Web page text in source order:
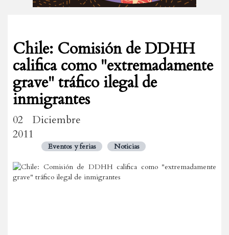
Chile: Comisión de DDHH
califica como "extremadamente
grave" tráfico ilegal de
inmigrantes
02 Diciembre
2011
Eventos y ferias Noticias